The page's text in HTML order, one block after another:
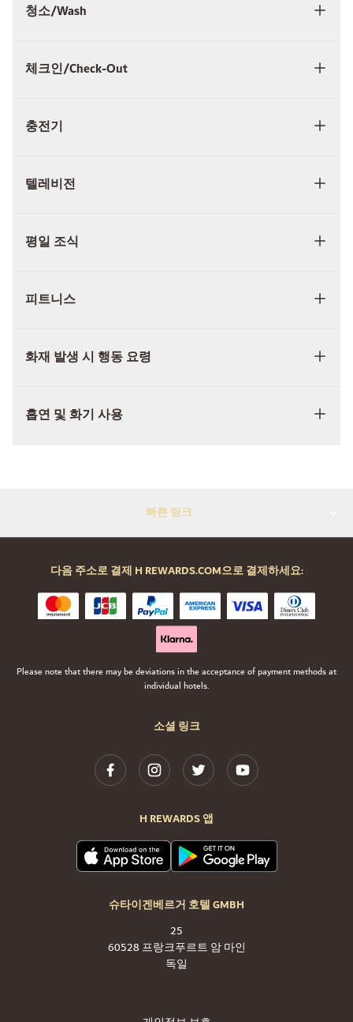
청소/Wash
체크인/Check-Out
충전기
텔레비전
평일 조식
피트니스
화재 발생 시 행동 요령
흡연 및 화기 사용
빠른 링크
소셜 링크
H REWARDS 앱
슈타이겐베르거 호텔 GMBH
25
60528 프랑크푸르트 암 마인
독일
다음 주소로 결제 H REWARDS.COM으로 결제하세요:
Please note that there may be deviations in the acceptance of payment methods at
individual hotels.